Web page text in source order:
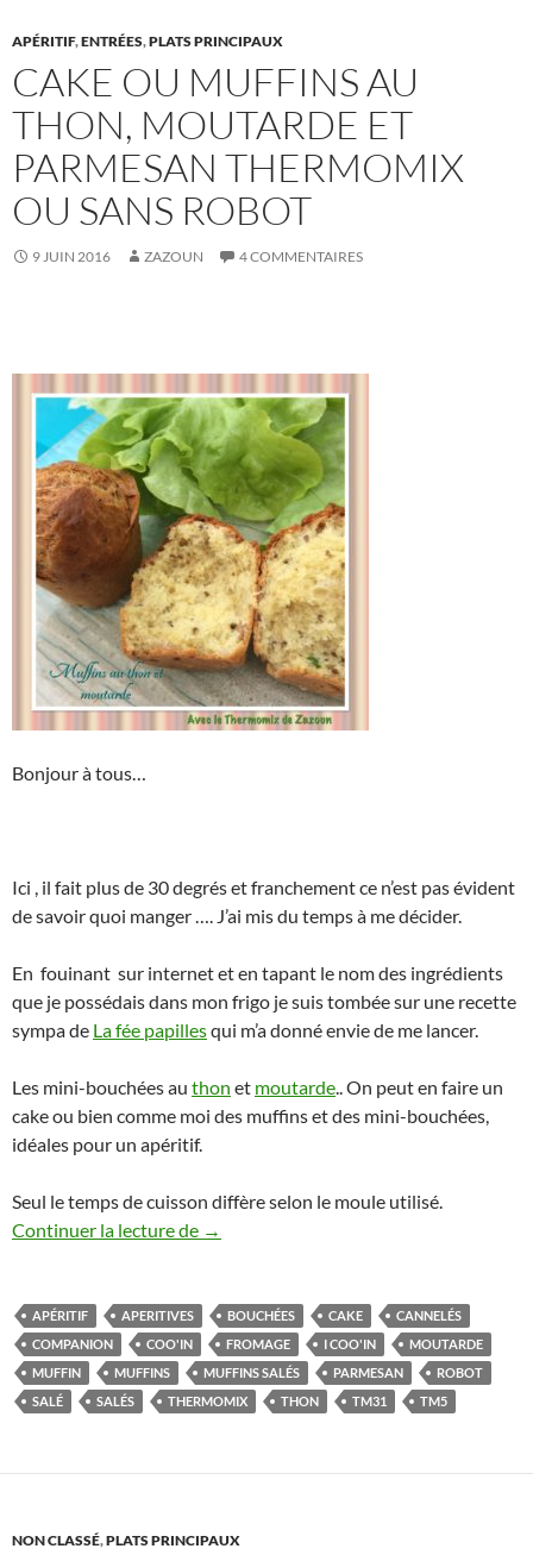
APÉRITIF,ENTRÉES,PLATS PRINCIPAUX
CAKE OU MUFFINS AU
THON, MOUTARDE ET
PARMESAN THERMOMIX
OU SANS ROBOT
9 JUIN 2016 ZAZOUN 4 COMMENTAIRES
Bonjour à tous…
Ici , il fait plus de 30 degrés et franchement ce n’est pas évident
de savoir quoi manger …. J’ai mis du temps à me décider.
En fouinant sur internet et en tapant le nom des ingrédients
que je possédais dans mon frigo je suis tombée sur une recette
sympa de La fée papillesqui m’a donné envie de me lancer.
Les mini-bouchées au thon et moutarde.. On peut en faire un
cake ou bien comme moi des muffins et des mini-bouchées,
idéales pour un apéritif.
Seul le temps de cuisson diffère selon le moule utilisé.
Continuer la lecture de Cake ou muffins au thon, moutarde et
→
APÉRITIF APERITIVES BOUCHÉES CAKE
CANNELÉS
COMPANION
COO'IN FROMAGE I COO'IN
MOUTARDE
MUFFIN
MUFFINS MUFFINS SALÉS PARMESAN
ROBOT
SALÉ
SALÉS THERMOMIX THON TM31 TM5
NON CLASSÉ,PLATS PRINCIPAUX